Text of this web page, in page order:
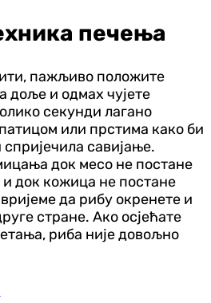
печења
пажљиво положите
доље и одмах чујете
секунди лагано
или прстима како би
савијање.
док месо не постане
док кожица не постане
да рибу окренете и
стране. Ако осјећате
риба није довољно